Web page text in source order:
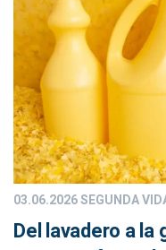
03.06.2026SEGUNDA
Del lavadero a la